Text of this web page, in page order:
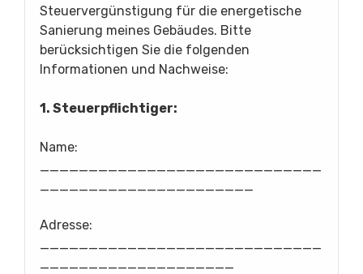
Steuervergünstigung für die energetische
Sanierung meines Gebäudes. Bitte
berücksichtigen Sie die folgenden
Informationen und Nachweise:
1. Steuerpflichtiger:
Name:
Adresse: